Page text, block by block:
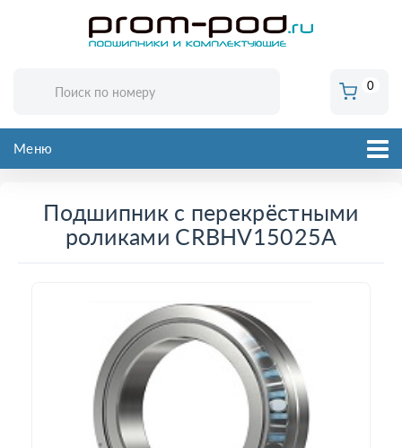
0
Меню
Подшипник с перекрёстными
роликами CRBHV15025A